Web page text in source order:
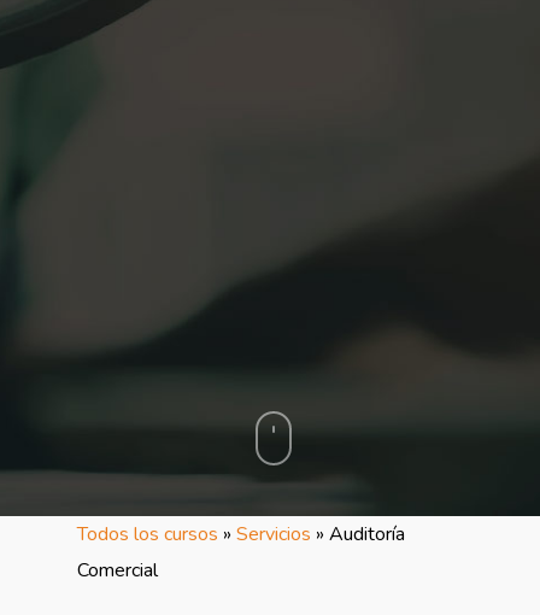
Todos los cursos » Servicios » Auditoría
Comercial